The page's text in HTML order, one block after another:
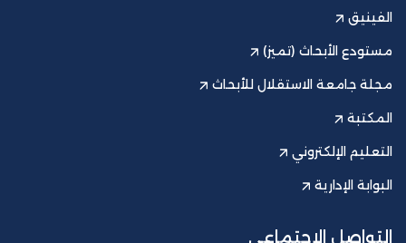
الفينيق
مستودع الأبحاث (تميز)
مجلة جامعة الاستقلال للأبحاث
المكتبة
التعليم الإلكتروني
البوابة الإدارية
التواصل الاجتماعي